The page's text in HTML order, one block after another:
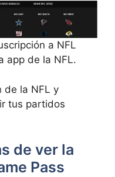
a NFL
app de la NFL.
de la NFL y
tus partidos
de ver la
Pass